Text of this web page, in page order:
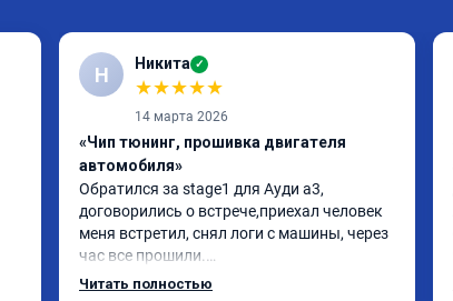
Н Никита ✓
★★★★★
14 марта 2026
«Чип тюнинг, прошивка двигателя
автомобиля»
Обратился за stage1 для Ауди а3,
договорились о встрече,приехал человек
меня встретил, снял логи с машины, через
час все прошили.
Арман спасибо тебе огромное, машинка по
Читать полностью